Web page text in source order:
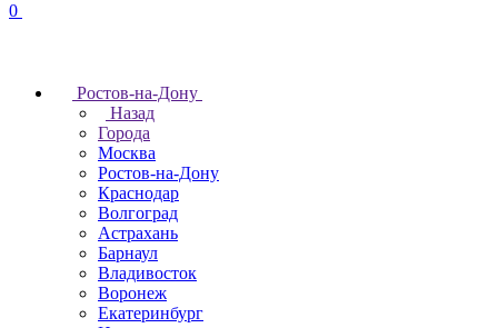
0
Ростов-на-Дону
Назад
Города
Москва
Ростов-на-Дону
Краснодар
Волгоград
Астрахань
Барнаул
Владивосток
Воронеж
Екатеринбург